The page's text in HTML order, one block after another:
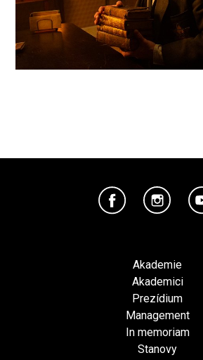
Akademie
Akademici
Prezídium
Management
In memoriam
Stanovy